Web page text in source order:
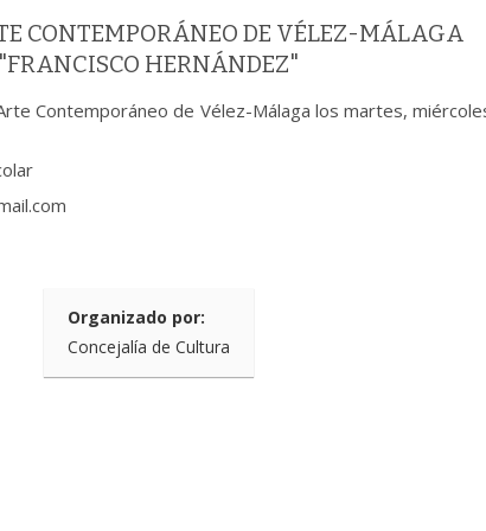
CONTEMPORÁNEO DE VÉLEZ-MÁLAGA
"FRANCISCO HERNÁNDEZ"
Contemporáneo de Vélez-Málaga los martes,
Organizado por:
Concejalía de Cultura